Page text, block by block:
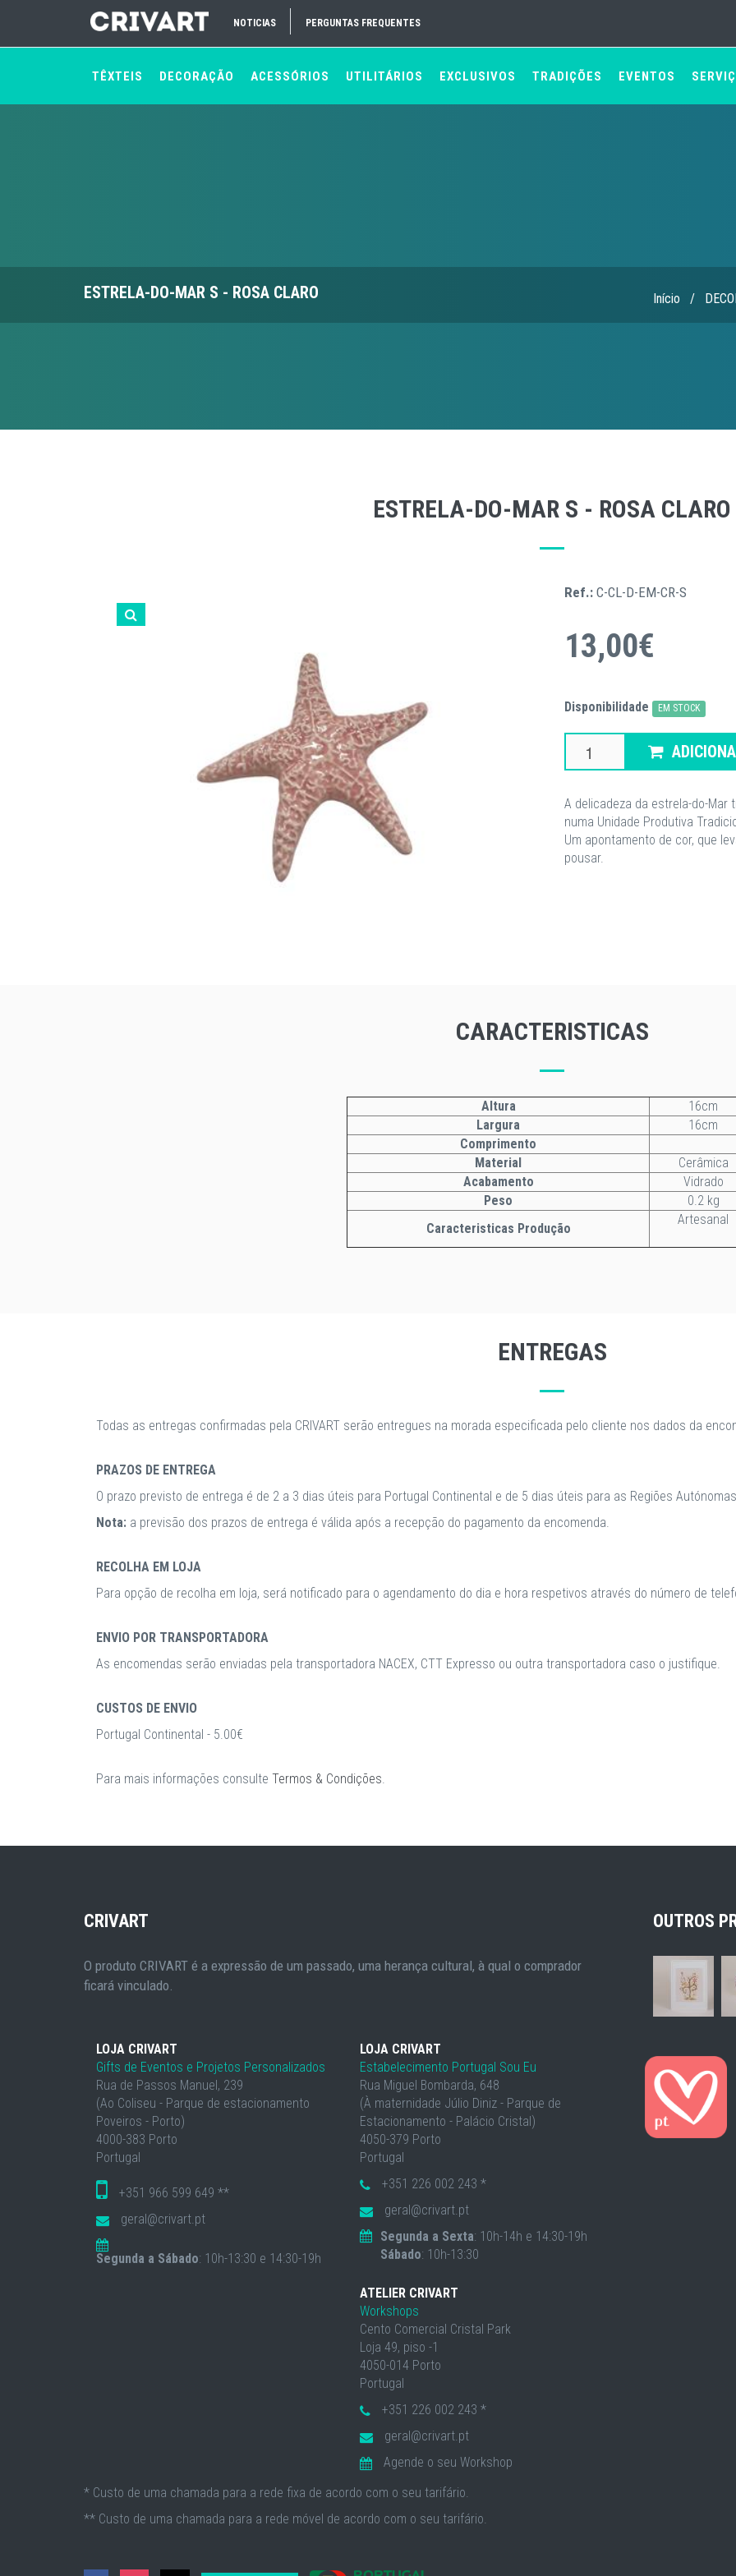
NOTICIAS PERGUNTAS FREQUENTES
TÊXTEIS DECORAÇÃO ACESSÓRIOS UTILITÁRIOS EXCLUSIVOS TRADIÇÕES EVENTOS
ESTRELA-DO-MAR S - ROSA CLARO Início /
ESTRELA-DO-MAR S - ROSA CLARO
Ref.: C-CL-D-EM-CR-S
13,00€
Disponibilidade EM STOCK
A delicadeza da estrela-do-
numa Unidade Produtiva
Um apontamento de cor, que
pousar.
CARACTERISTICAS
Altura
16cm
Largura
16cm
Comprimento
Material
Cerâmica
Acabamento
Vidrado
Peso
0.2 kg
Caracteristicas Produção
Artesanal
ENTREGAS
Todas as entregas confirmadas pela CRIVART serão entregues na morada especificada pelo cliente nos dados da
PRAZOS DE ENTREGA
O prazo previsto de entrega é de 2 a 3 dias úteis para Portugal Continental e de 5 dias úteis para as Regiões
Nota: a previsão dos prazos de entrega é válida após a recepção do pagamento da encomenda.
RECOLHA EM LOJA
Para opção de recolha em loja, será notificado para o agendamento do dia e hora respetivos através do número de
ENVIO POR TRANSPORTADORA
As encomendas serão enviadas pela transportadora NACEX, CTT Expresso ou outra transportadora caso o justifique.
CUSTOS DE ENVIO
Portugal Continental - 5.00€
Para mais informações consulte Termos & Condições.
CRIVART
O produto CRIVART é a expressão de um passado, uma herança cultural, à qual o comprador
ficará vinculado.
LOJA CRIVART
Gifts de Eventos e Projetos Personalizados
Rua de Passos Manuel, 239
(Ao Coliseu - Parque de estacionamento
Poveiros - Porto)
4000-383 Porto
Portugal
+351 966 599 649 **
geral@crivart.pt
Segunda a Sábado: 10h-13:30 e 14:30-19h
LOJA CRIVART
Estabelecimento Portugal Sou Eu
Rua Miguel Bombarda, 648
(À maternidade Júlio Diniz - Parque de
Estacionamento - Palácio Cristal)
4050-379 Porto
Portugal
+351 226 002 243 *
geral@crivart.pt
Segunda a Sexta: 10h-14h e 14:30-19h
Sábado: 10h-13:30
ATELIER CRIVART
Workshops
Cento Comercial Cristal Park
Loja 49, piso -1
4050-014 Porto
Portugal
+351 226 002 243 *
geral@crivart.pt
Agende o seu Workshop
OUTROS
* Custo de uma chamada para a rede fixa de acordo com o seu tarifário.
** Custo de uma chamada para a rede móvel de acordo com o seu tarifário.